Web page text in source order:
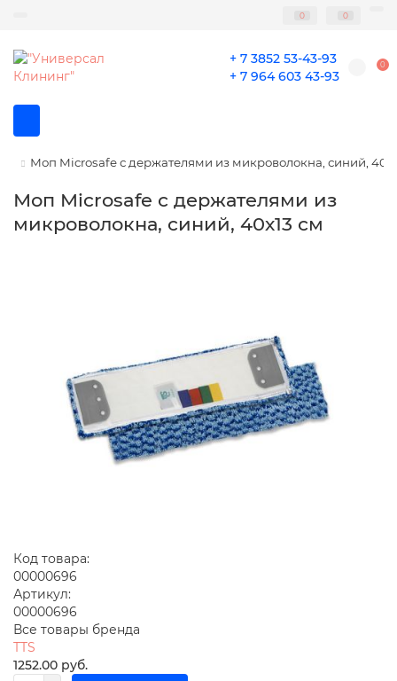
0 0
+ 7 3852 53-43-93
+ 7 964 603 43-93
0
Моп Microsafe с держателями из микроволокна, синий,
Моп Microsafe с держателями из
микроволокна, синий, 40х13 см
Код товара:
00000696
Артикул:
00000696
Все товары бренда
TTS
1252.00 руб.